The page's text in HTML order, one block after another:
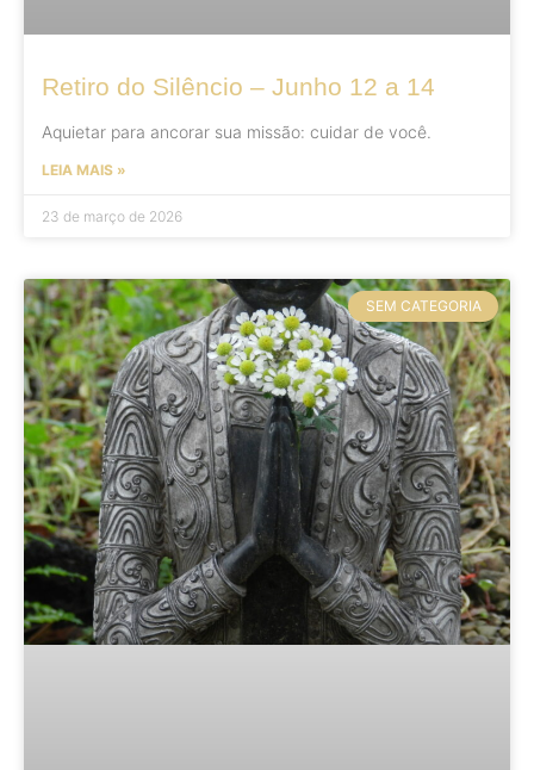
Retiro do Silêncio – Junho 12 a 14
Aquietar para ancorar sua missão: cuidar de você.
LEIA MAIS »
23 de março de 2026
SEM CATEGORIA